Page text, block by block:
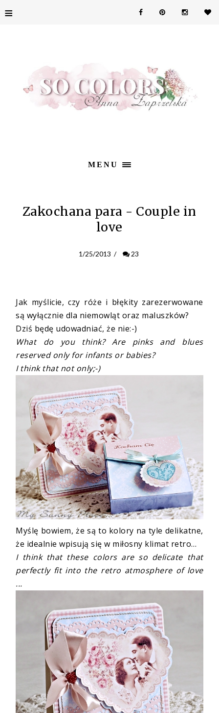
≡
MENU
Zakochana para - Couple in
love
1/25/2013 / 23
Jak myślicie, czy róże i błękity zarezerwowane
są wyłącznie dla niemowląt oraz maluszków?
Dziś będę udowadniać, że nie:-)
What do you think? Are pinks and blues
reserved only for infants or babies?
I think that not only;-)
Myślę bowiem, że są to kolory na tyle delikatne,
że idealnie wpisują się w miłosny klimat retro…
I think that these colors are so delicate that
perfectly fit into the retro atmosphere of love
...